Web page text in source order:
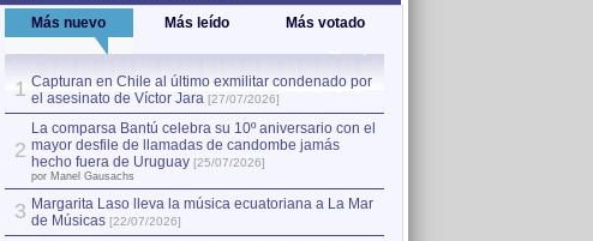
Más nuevo Más leído Más votado
1 Capturan en Chile al último exmilitar condenado por
el asesinato de Víctor Jara [27/07/2026]
2
La comparsa Bantú celebra su 10º aniversario con el
mayor desfile de llamadas de candombe jamás
hecho fuera de Uruguay [25/07/2026]
por Manel Gausachs
3 Margarita Laso lleva la música ecuatoriana a La Mar
de Músicas [22/07/2026]